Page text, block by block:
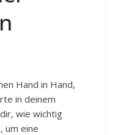
Hand in Hand,
in deinem
wie wichtig
um eine